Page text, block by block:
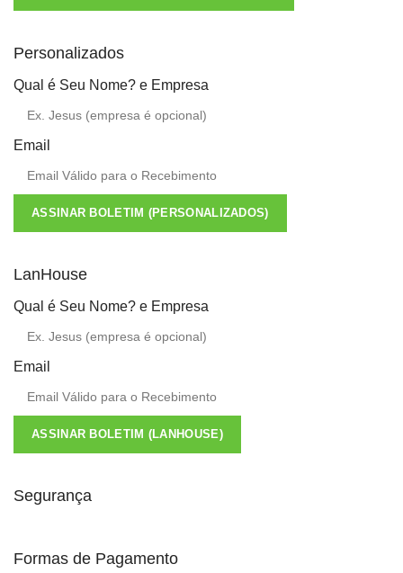
Personalizados
Qual é Seu Nome? e Empresa
Email
ASSINAR BOLETIM (PERSONALIZADOS)
LanHouse
Qual é Seu Nome? e Empresa
Email
ASSINAR BOLETIM (LANHOUSE)
Segurança
Formas de Pagamento